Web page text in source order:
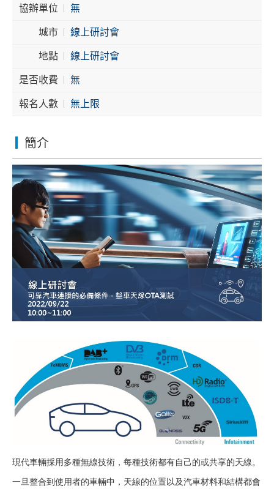
協辦單位
無
城市
線上研討會
地點
線上研討會
是否收費
無
報名人數
無上限
簡介
現代車輛採用多種無線技術，每種技術都有自己的或共享的天線。
一旦整合到使用者的車輛中，天線的位置以及汽車材料和結構都會